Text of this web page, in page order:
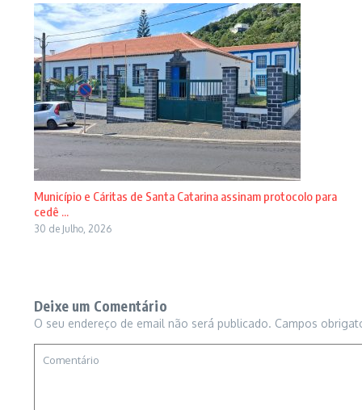
Município e Cáritas de Santa Catarina assinam protocolo para
cedê ...
30 de Julho, 2026
Deixe um Comentário
O seu endereço de email não será publicado. Campos